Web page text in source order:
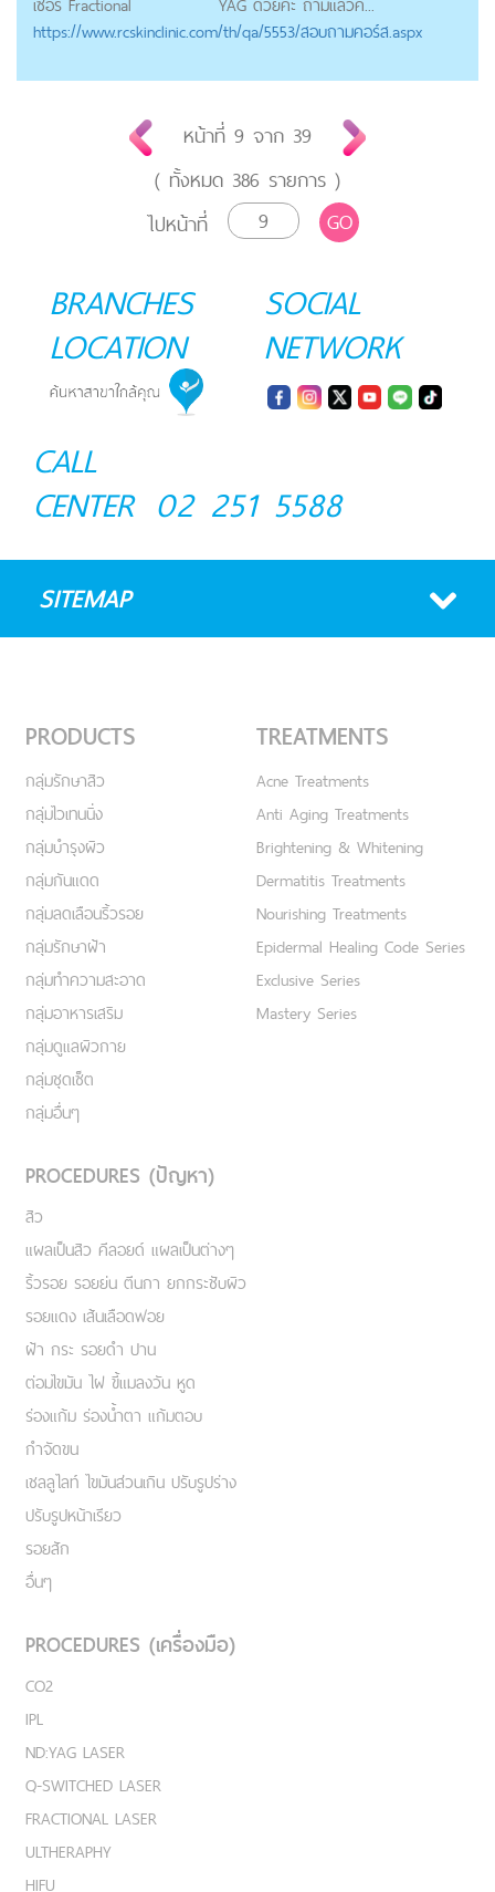
https://www.rcskinclinic.com/th/qa/5553/สอบถามคอร์ส.aspx
หน้าที่ 9 จาก 39
( ทั้งหมด 386 รายการ )
ไปหน้าที่
GO
BRANCHES
LOCATION
SOCIAL
NETWORK
CALL
CENTER 02 251 5588
SITEMAP
PRODUCTS
กลุ่มรักษาสิว
กลุ่มไวเทนนิ่ง
กลุ่มบำรุงผิว
กลุ่มกันแดด
กลุ่มลดเลือนริ้วรอย
กลุ่มรักษาฝ้า
กลุ่มทำความสะอาด
กลุ่มอาหารเสริม
กลุ่มดูแลผิวกาย
กลุ่มชุดเซ็ต
กลุ่มอื่นๆ
TREATMENTS
Acne Treatments
Anti Aging Treatments
Brightening & Whitening
Dermatitis Treatments
Nourishing Treatments
Epidermal Healing Code Series
Exclusive Series
Mastery Series
PROCEDURES (ปัญหา)
สิว
แผลเป็นสิว คีลอยด์ แผลเป็นต่างๆ
ริ้วรอย รอยย่น ตีนกา ยกกระชับผิว
รอยแดง เส้นเลือดฟอย
ฝ้า กระ รอยดำ ปาน
ต่อมไขมัน ไฝ ขี้แมลงวัน หูด
ร่องแก้ม ร่องน้ำตา แก้มตอบ
กำจัดขน
เชลลูไลท์ ไขมันส่วนเกิน ปรับรูปร่าง
ปรับรูปหน้าเรียว
รอยสัก
อื่นๆ
PROCEDURES (เครื่องมือ)
CO2
IPL
ND:YAG LASER
Q-SWITCHED LASER
FRACTIONAL LASER
ULTHERAPHY
HIFU